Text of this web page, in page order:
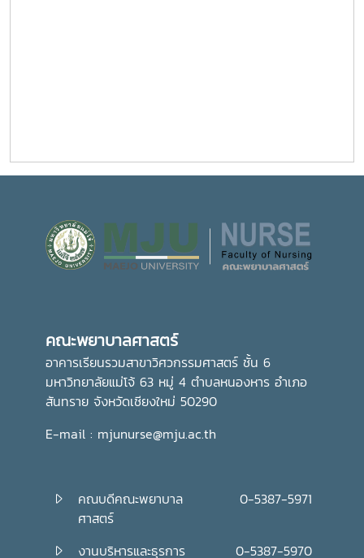
คณะพยาบาลศาสตร์
อาคารเรียนรวมสาขาวิศวกรรมศาสตร์ ชั้น 6
มหาวิทยาลัยแม่โจ้ 63 หมู่ 4 ตำบลหนองหาร อำเภอ
สันทราย จังหวัดเชียงใหม่ 50290
E-mail : mjunurse@mju.ac.th
คณบดีคณะพยาบาล
ศาสตร์
0-5387-5971
งานบริหารและธุรการ 0-5387-5970